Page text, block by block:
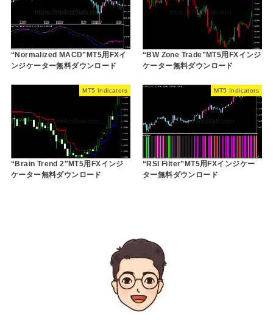
“Normalized MACD”MT5用FXイ
ンジケーター無料ダウンロード
“BW Zone Trade”MT5用FXインジ
ケーター無料ダウンロード
MT5 Indicators
“Brain Trend 2″MT5用FXインジ
ケーター無料ダウンロード
MT5 Indicators
“RSI Filter”MT5用FXインジケー
ター無料ダウンロード